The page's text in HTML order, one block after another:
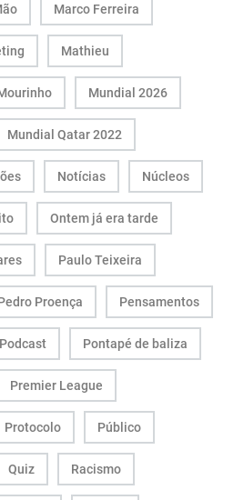
Marco Ferreira
Mathieu
Mundial 2026
Mundial Qatar 2022
Notícias Núcleos
Ontem já era tarde
Paulo Teixeira
Proença Pensamentos
Podcast Pontapé de baliza
Premier League
Protocolo Público
Quiz Racismo